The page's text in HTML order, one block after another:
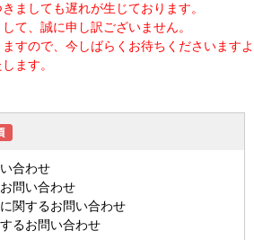
ましても遅れが生じております。
て、誠に申し訳ございません。
すので、今しばらくお待ちくださいますよ
ます。
合わせ
問い合わせ
関するお問い合わせ
るお問い合わせ